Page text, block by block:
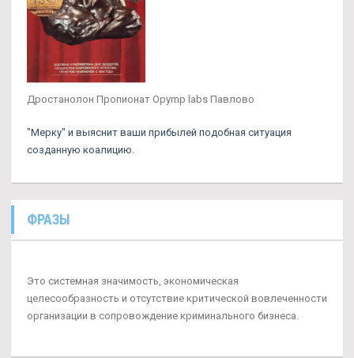
Дростанолон Пропионат Opymp labs Павлово
"Мерку" и выяснит ваши прибылей подобная ситуация
созданную коалицию.
ФРАЗЫ
Это системная значимость, экономическая
целесообразность и отсутствие критической вовлеченности
организации в сопровождение криминального бизнеса.